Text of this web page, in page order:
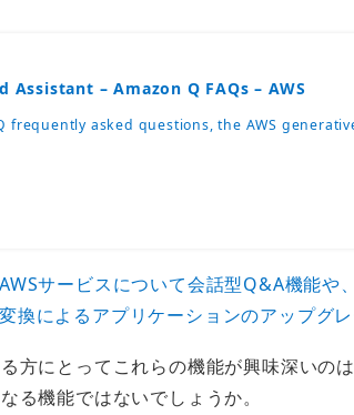
Assistant – Amazon Q FAQs – AWS
frequently asked questions, the AWS
サービスについて会話型Q&A機能や
換によるアプリケーションのアップグ
方にとってこれらの機能が興味深いの
る機能ではないでしょうか。